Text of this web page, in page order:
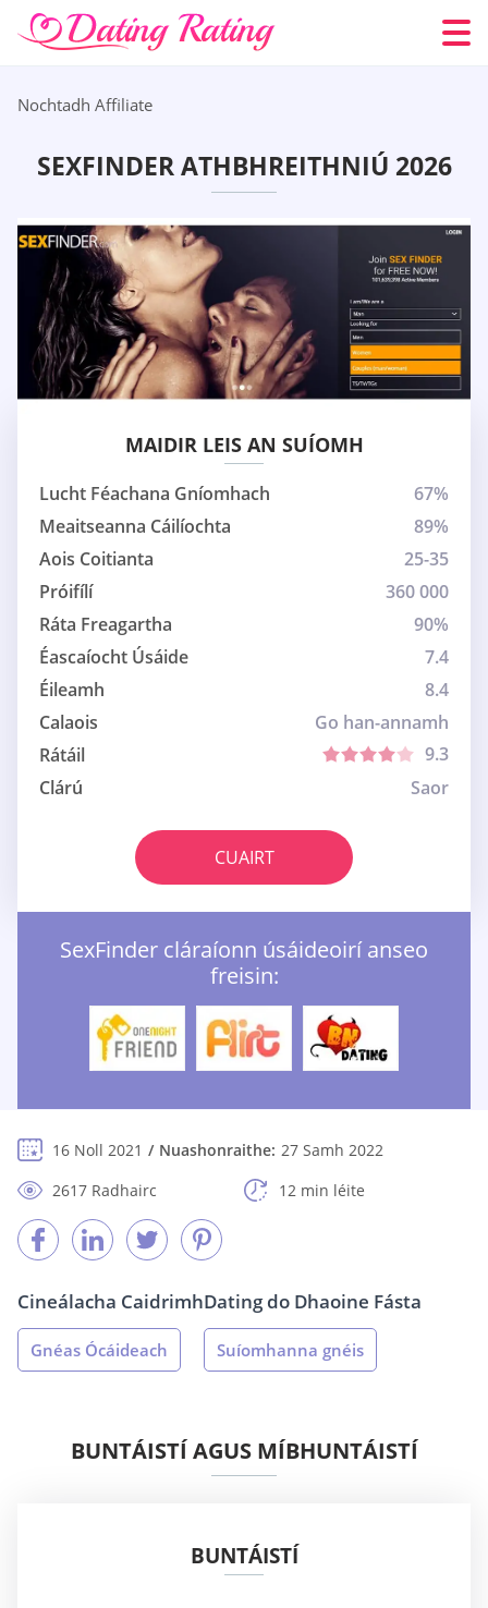
Nochtadh Affiliate
SEXFINDER ATHBHREITHNIÚ 2026
MAIDIR LEIS AN SUÍOMH
Lucht Féachana Gníomhach
67%
Meaitseanna Cáilíochta
89%
Aois Coitianta
25-35
Próifílí
360 000
Ráta Freagartha
90%
Éascaíocht Úsáide
7.4
Éileamh
8.4
Calaois
Go han-annamh
Rátáil
9.3
Clárú
Saor
CUAIRT
SexFinder cláraíonn úsáideoirí anseo
freisin:
16 Noll 2021 Nuashonraithe: 27 Samh 2022
2617 Radhairc
12 min léite
Cineálacha Caidrimh
Gnéas Ócáideach
Dating do Dhaoine Fásta
Suíomhanna gnéis
BUNTÁISTÍ AGUS MÍBHUNTÁISTÍ
BUNTÁISTÍ